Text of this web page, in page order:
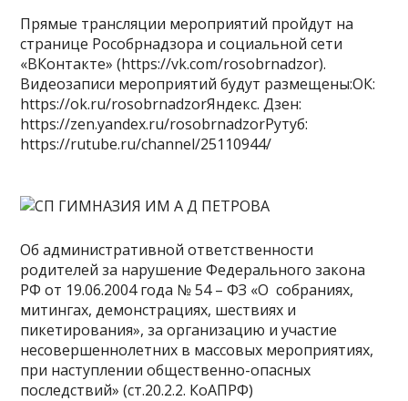
Прямые трансляции мероприятий пройдут на
странице Рособрнадзора и социальной сети
«ВКонтакте» (https://vk.com/rosobrnadzor).
Видеозаписи мероприятий будут размещены:ОК:
https://ok.ru/rosobrnadzorЯндекс. Дзен:
https://zen.yandex.ru/rosobrnadzorРутуб:
https://rutube.ru/channel/25110944/
Об административной ответственности
родителей за нарушение Федерального закона
РФ от 19.06.2004 года № 54 – ФЗ «О собраниях,
митингах, демонстрациях, шествиях и
пикетирования», за организацию и участие
несовершеннолетних в массовых мероприятиях,
при наступлении общественно-опасных
последствий» (ст.20.2.2. КоАПРФ)